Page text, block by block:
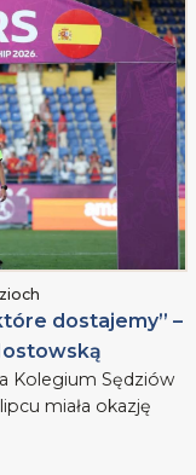
dostajemy” –
Kolegium Sędziów
miała okazję